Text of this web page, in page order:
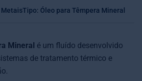
MetaisTipo: Óleo para Têmpera Mineral
Mineral é um fluído desenvolvido
de tratamento térmico e